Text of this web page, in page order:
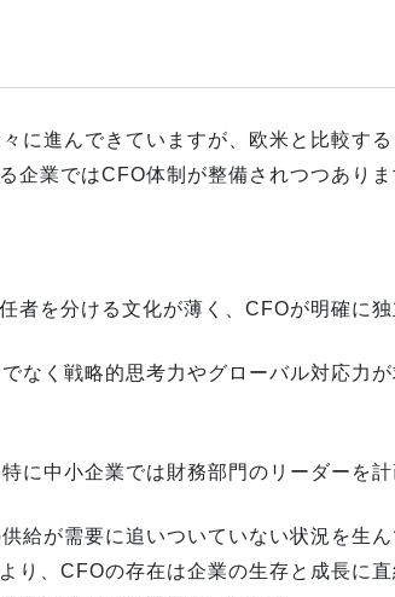
に進んできていますが、欧米と比較す
企業ではCFO体制が整備されつつあり
者を分ける文化が薄く、CFOが明確に
なく戦略的思考力やグローバル対応力
に中小企業では財務部門のリーダーを
給が需要に追いついていない状況を生ん
り、CFOの存在は企業の生存と成長に